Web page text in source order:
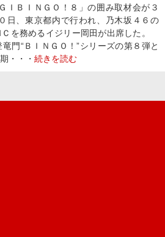
ＧＩＢＩＮＧＯ！８」の囲み取材会が３
０日、東京都内で行われ、乃木坂４６の
Ｃを務めるイジリー岡田が出席した。
門“ＢＩＮＧＯ！”シリーズの第８弾と
・・・ 続きを読む